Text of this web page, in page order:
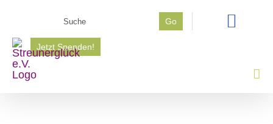
springen
Go
Jetzt Spenden!